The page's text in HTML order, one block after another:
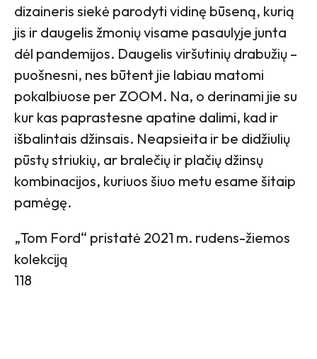
dizaineris siekė parodyti vidinę būseną, kurią
jis ir daugelis žmonių visame pasaulyje junta
dėl pandemijos. Daugelis viršutinių drabužių –
puošnesni, nes būtent jie labiau matomi
pokalbiuose per ZOOM. Na, o derinami jie su
kur kas paprastesne apatine dalimi, kad ir
išbalintais džinsais. Neapsieita ir be didžiulių
pūstų striukių, ar bralečių ir plačių džinsų
kombinacijos, kuriuos šiuo metu esame šitaip
pamėgę.
„Tom Ford“ pristatė 2021 m. rudens-žiemos
kolekciją
118